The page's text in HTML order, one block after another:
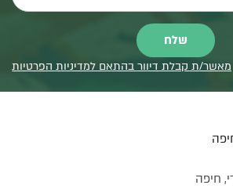
מאשר/ת קבלת דיוור בהתאם למדיניות הפרטיות
חיפה